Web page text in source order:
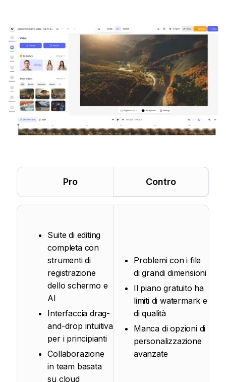
Pro Contro
Suite di editing
completa con
strumenti di
registrazione
dello schermo e
AI
Interfaccia drag-
and-drop intuitiva
per i principianti
Collaborazione
in team basata
su cloud
Problemi con i file
di grandi dimensioni
Il piano gratuito ha
limiti di watermark e
di qualità
Manca di opzioni di
personalizzazione
avanzate